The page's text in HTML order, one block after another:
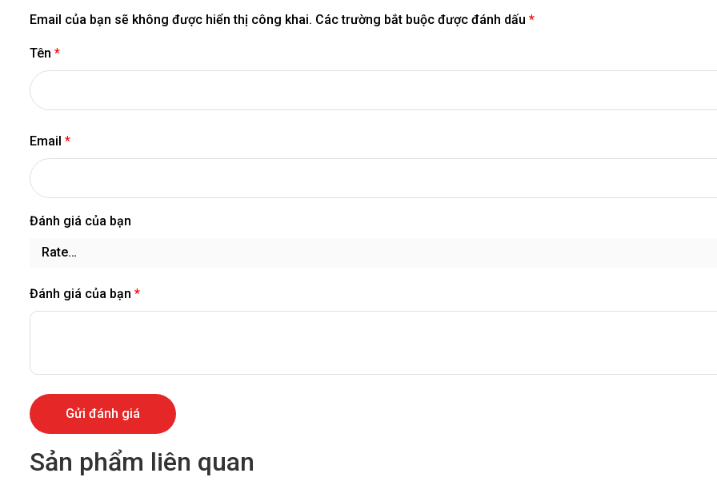
Email của bạn sẽ không được hiển thị công khai. Các trường bắt buộc được đánh dấu *
Tên *
Email *
Đánh giá của bạn
Đánh giá của bạn *
Sản phẩm liên quan